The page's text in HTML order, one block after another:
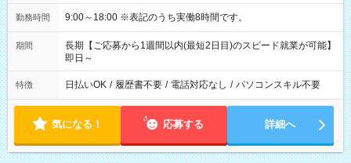
勤務時間 9:00～18:00 ※表記のうち実働8時間です。
期間
長期【ご応募から1週間以内(最短2日目)のスピード就業が可能】
即日～
特徴 日払いOK / 履歴書不要 / 電話対応なし / パソコンスキル不要
気になる！ 応募する 詳細へ